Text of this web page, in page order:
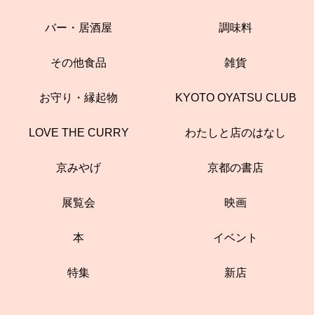
バー・居酒屋 調味料
その他食品 雑貨
お守り・縁起物 KYOTO OYATSU CLUB
LOVE THE CURRY わたしと店のはなし
京みやげ 京都の書店
展覧会 映画
本 イベント
特集 新店